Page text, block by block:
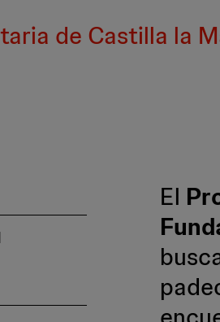
de Castilla la
El